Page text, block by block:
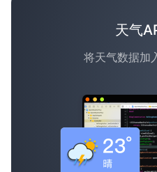
天气
将天气数据加